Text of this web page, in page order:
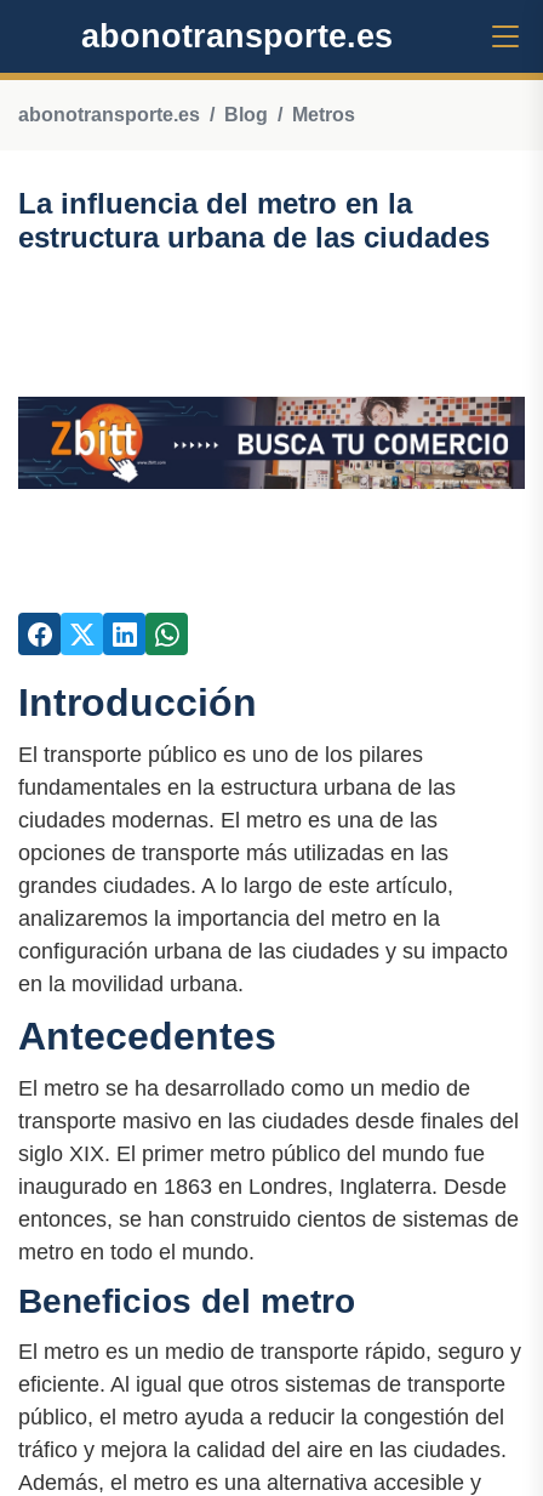
abonotransporte.es
abonotransporte.es Blog Metros
La influencia del metro en la
estructura urbana de las ciudades
Introducción
El transporte público es uno de los pilares
fundamentales en la estructura urbana de las
ciudades modernas. El metro es una de las
opciones de transporte más utilizadas en las
grandes ciudades. A lo largo de este artículo,
analizaremos la importancia del metro en la
configuración urbana de las ciudades y su impacto
en la movilidad urbana.
Antecedentes
El metro se ha desarrollado como un medio de
transporte masivo en las ciudades desde finales del
siglo XIX. El primer metro público del mundo fue
inaugurado en 1863 en Londres, Inglaterra. Desde
entonces, se han construido cientos de sistemas de
metro en todo el mundo.
Beneficios del metro
El metro es un medio de transporte rápido, seguro y
eficiente. Al igual que otros sistemas de transporte
público, el metro ayuda a reducir la congestión del
tráfico y mejora la calidad del aire en las ciudades.
Además, el metro es una alternativa accesible y